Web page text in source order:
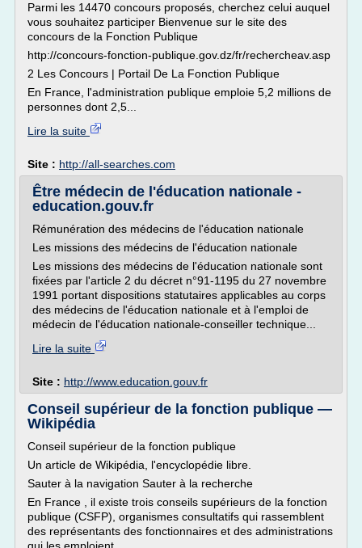
Parmi les 14470 concours proposés, cherchez celui auquel
vous souhaitez participer Bienvenue sur le site des
concours de la Fonction Publique
http://concours-fonction-publique.gov.dz/fr/rechercheav.asp
2 Les Concours | Portail De La Fonction Publique
En France, l'administration publique emploie 5,2 millions de
personnes dont 2,5...
Lire la suite
Site : http://all-searches.com
Être médecin de l'éducation nationale -
education.gouv.fr
Rémunération des médecins de l'éducation nationale
Les missions des médecins de l'éducation nationale
Les missions des médecins de l'éducation nationale sont
fixées par l'article 2 du décret n°91-1195 du 27 novembre
1991 portant dispositions statutaires applicables au corps
des médecins de l'éducation nationale et à l'emploi de
médecin de l'éducation nationale-conseiller technique...
Lire la suite
Site : http://www.education.gouv.fr
Conseil supérieur de la fonction publique —
Wikipédia
Conseil supérieur de la fonction publique
Un article de Wikipédia, l'encyclopédie libre.
Sauter à la navigation Sauter à la recherche
En France , il existe trois conseils supérieurs de la fonction
publique (CSFP), organismes consultatifs qui rassemblent
des représentants des fonctionnaires et des administrations